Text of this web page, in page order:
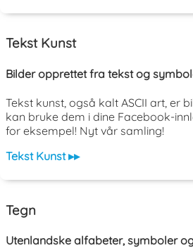
Tekst Kunst
Bilder opprettet fra tekst og
Tekst kunst, også kalt ASCII art, er
kan bruke dem i dine Facebook-
for eksempel! Nyt vår samling!
Tekst Kunst ▸▸
Tegn
Utenlandske alfabeter, symboler og